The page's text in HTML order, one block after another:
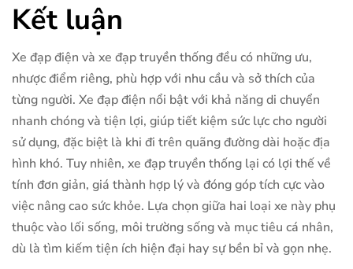
Kết luận
Xe đạp điện và xe đạp truyền thống đều có những ưu,
nhược điểm riêng, phù hợp với nhu cầu và sở thích của
từng người. Xe đạp điện nổi bật với khả năng di chuyển
nhanh chóng và tiện lợi, giúp tiết kiệm sức lực cho người
sử dụng, đặc biệt là khi đi trên quãng đường dài hoặc địa
hình khó. Tuy nhiên, xe đạp truyền thống lại có lợi thế về
tính đơn giản, giá thành hợp lý và đóng góp tích cực vào
việc nâng cao sức khỏe. Lựa chọn giữa hai loại xe này phụ
thuộc vào lối sống, môi trường sống và mục tiêu cá nhân,
dù là tìm kiếm tiện ích hiện đại hay sự bền bỉ và gọn nhẹ.